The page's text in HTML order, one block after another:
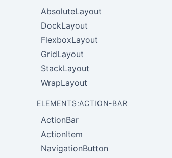
AbsoluteLayout
DockLayout
FlexboxLayout
GridLayout
StackLayout
WrapLayout
ELEMENTS:ACTION-BAR
ActionBar
ActionItem
NavigationButton